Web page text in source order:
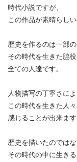
時代小説ですが、
この作品が素晴らし
歴史を作るのは一部
その時代を生きた脇
全ての人達です。
人物描写の丁寧さによ
この時代を生きた人
感じることが出来ます
歴史を描いたのではな
その時代の中に生き